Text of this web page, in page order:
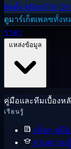
ติดตั้ง MikroTik
ดูมาร์เก็ตเพลซทั้ง
ราคา
คู่มือและทีมเบื้องห
เรียนรู้
บล็อก คู่มื
ฐานความรู้